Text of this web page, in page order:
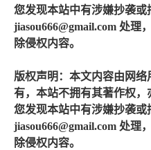
您发现本站中有涉嫌抄袭或
jiasou666@gmail.com 处理
除侵权内容。
版权声明：本文内容由网
有，本站不拥有其著作权
您发现本站中有涉嫌抄袭或
jiasou666@gmail.com 处理
除侵权内容。